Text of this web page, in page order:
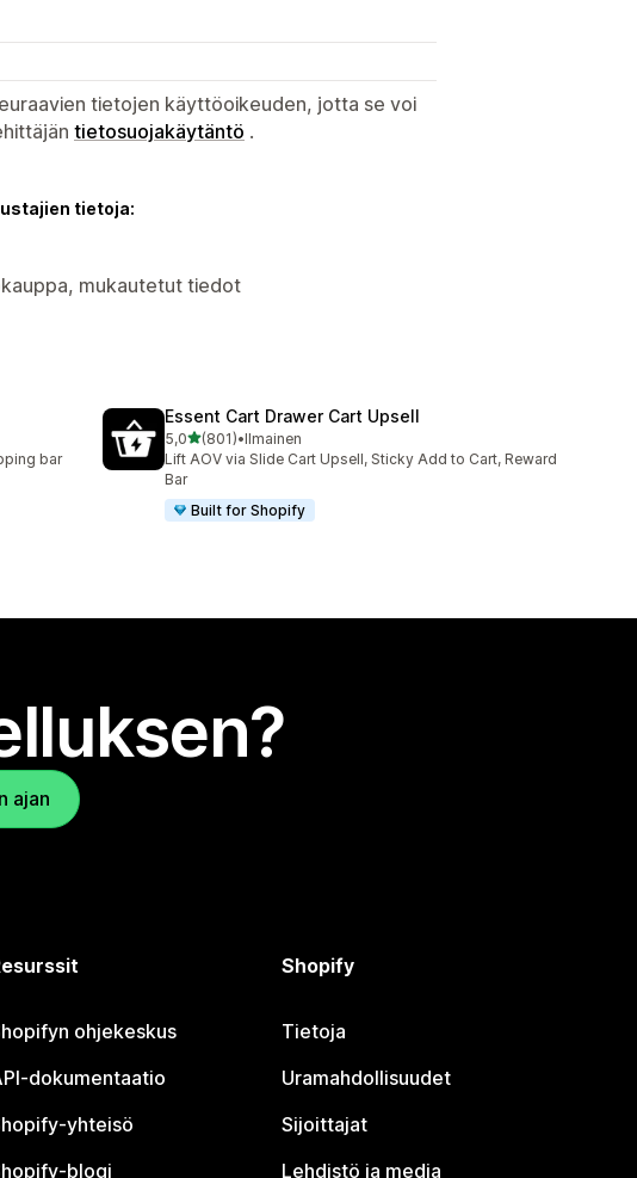
tietojen käyttöoikeuden, jotta se voi
tietosuojakäytäntö .
tietoja:
mukautetut tiedot
bar
Essent Cart Drawer Cart Upsell
5,0/ 5 tähteä
(801)
801 arvostelua yhteensä
•Ilmainen
Lift AOV via Slide Cart Upsell, Sticky Add to Cart, Reward
Bar
Built for Shopify
ajan
ohjekeskus
dokumentaatio
yhteisö
blogi
Shopify
Tietoja
Uramahdollisuudet
Sijoittajat
Lehdistö ja media